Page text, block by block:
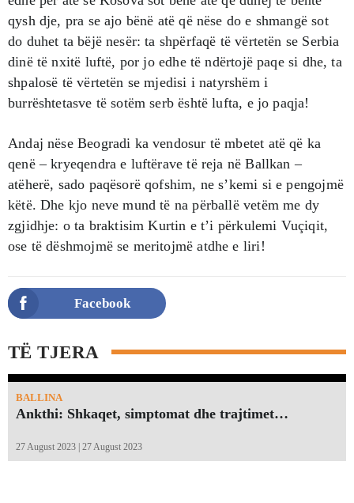
qysh dje, pra se ajo bënë atë që nëse do e shmangë sot
do duhet ta bëjë nesër: ta shpërfaqë të vërtetën se Serbia
dinë të nxitë luftë, por jo edhe të ndërtojë paqe si dhe, ta
shpalosë të vërtetën se mjedisi i natyrshëm i
burrështetasve të sotëm serb është lufta, e jo paqja!
Andaj nëse Beogradi ka vendosur të mbetet atë që ka
qenë – kryeqendra e luftërave të reja në Ballkan –
atëherë, sado paqësorë qofshim, ne s’kemi si e pengojmë
këtë. Dhe kjo neve mund të na përballë vetëm me dy
zgjidhje: o ta braktisim Kurtin e t’i përkulemi Vuçiqit,
ose të dëshmojmë se meritojmë atdhe e liri!
Facebook
TË TJERA
BALLINA
Ankthi: Shkaqet, simptomat dhe trajtimet…
27 August 2023 | 27 August 2023